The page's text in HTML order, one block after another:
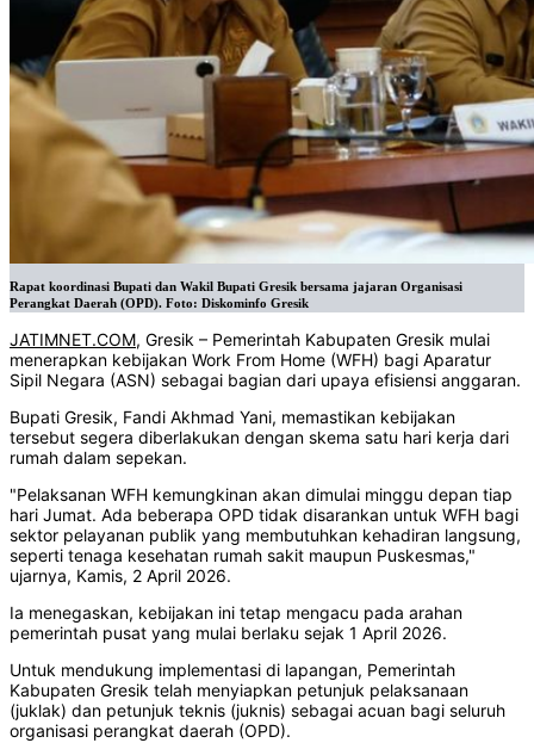
Rapat koordinasi Bupati dan Wakil Bupati Gresik bersama jajaran Organisasi
Perangkat Daerah (OPD). Foto: Diskominfo Gresik
JATIMNET.COM, Gresik – Pemerintah Kabupaten Gresik mulai
menerapkan kebijakan Work From Home (WFH) bagi Aparatur
Sipil Negara (ASN) sebagai bagian dari upaya efisiensi anggaran.
Bupati Gresik, Fandi Akhmad Yani, memastikan kebijakan
tersebut segera diberlakukan dengan skema satu hari kerja dari
rumah dalam sepekan.
"Pelaksanan WFH kemungkinan akan dimulai minggu depan tiap
hari Jumat. Ada beberapa OPD tidak disarankan untuk WFH bagi
sektor pelayanan publik yang membutuhkan kehadiran langsung,
seperti tenaga kesehatan rumah sakit maupun Puskesmas,"
ujarnya, Kamis, 2 April 2026.
Ia menegaskan, kebijakan ini tetap mengacu pada arahan
pemerintah pusat yang mulai berlaku sejak 1 April 2026.
Untuk mendukung implementasi di lapangan, Pemerintah
Kabupaten Gresik telah menyiapkan petunjuk pelaksanaan
(juklak) dan petunjuk teknis (juknis) sebagai acuan bagi seluruh
organisasi perangkat daerah (OPD).